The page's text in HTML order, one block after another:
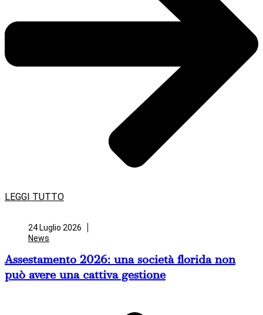
LEGGI TUTTO
24 Luglio 2026
News
Assestamento 2026: una società florida non
può avere una cattiva gestione